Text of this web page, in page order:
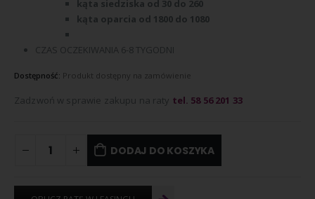
kąta siedziska od 30 do 260
kąta oparcia od 1800 do 1080
CZAS OCZEKIWANIA 6-8 TYGODNI
Dostępność: Produkt dostępny na zamówienie
Zadzwoń w sprawie zakupu na raty tel. 58 56 201 33
DODAJ DO KOSZYKA